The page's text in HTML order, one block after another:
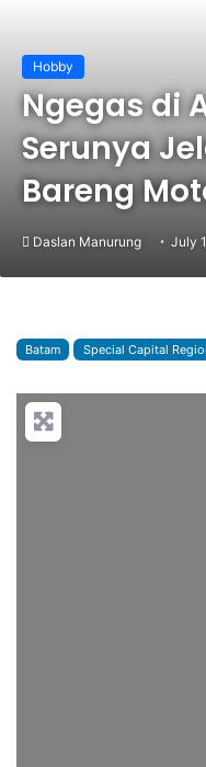
Hobby
Ngegas di
Serunya
Bareng
Daslan Manurung July
Batam Special Capital